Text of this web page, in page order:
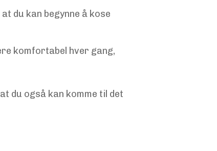
du kan begynne å kose
komfortabel hver gang,
du også kan komme til det